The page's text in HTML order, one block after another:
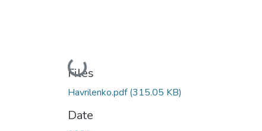
Loading...
Files
Havrilenko.pdf(315.05 KB)
Date